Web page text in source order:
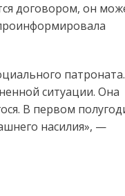
договором, он
патроната.
ситуации. Она
В первом
насилия», —